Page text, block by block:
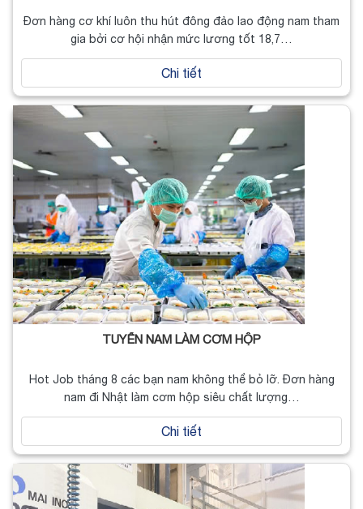
Đơn hàng cơ khí luôn thu hút đông đảo lao động nam tham
gia bởi cơ hội nhận mức lương tốt 18,7…
Chi tiết
TUYỂN NAM LÀM CƠM HỘP
Hot Job tháng 8 các bạn nam không thể bỏ lỡ. Đơn hàng
nam đi Nhật làm cơm hộp siêu chất lượng…
Chi tiết